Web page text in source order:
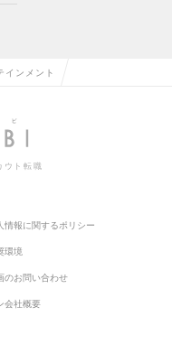
インメント
ウト転職
情報に関するポリシー
環境
のお問い合わせ
会社概要